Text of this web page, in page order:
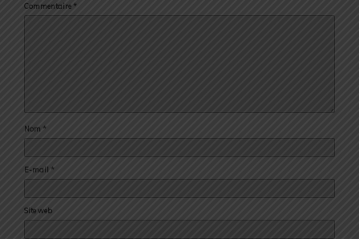
Commentaire *
Nom *
E-mail *
Site web